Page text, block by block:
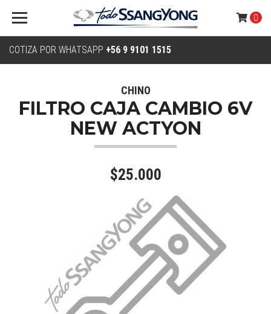
COTIZA POR WHATSAPP +56 9 9101 1515
0
CHINO
FILTRO CAJA CAMBIO 6V
NEW ACTYON
$25.000